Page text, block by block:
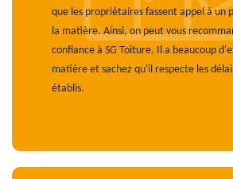
que les propriétaires fassent appel à un
la matière. Ainsi, on peut vous
confiance à SG Toiture. Il a beaucoup
matière et sachez qu'il respecte les
établis.